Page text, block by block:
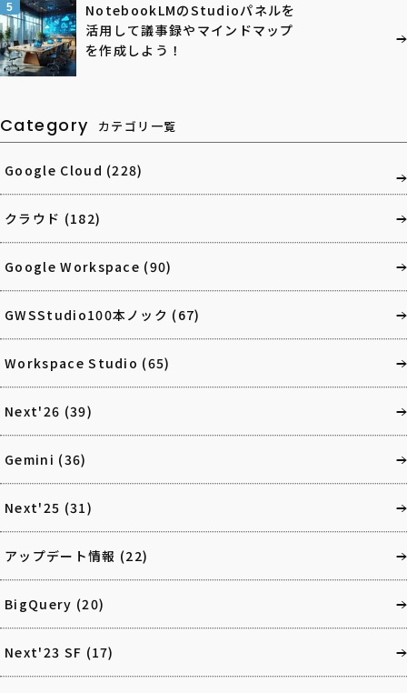
5
NotebookLMのStudioパネルを
活用して議事録やマインドマップ
を作成しよう！
Category カテゴリ一覧
Google Cloud (228)
クラウド (182)
Google Workspace (90)
GWSStudio100本ノック (67)
Workspace Studio (65)
Next'26 (39)
Gemini (36)
Next'25 (31)
アップデート情報 (22)
BigQuery (20)
Next'23 SF (17)